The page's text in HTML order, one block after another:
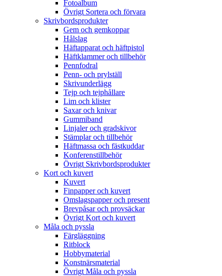
Fotoalbum
Övrigt Sortera och förvara
Skrivbordsprodukter
Gem och gemkoppar
Hålslag
Häftapparat och häftpistol
Häftklammer och tillbehör
Pennfodral
Penn- och prylställ
Skrivunderlägg
Tejp och tejphållare
Lim och klister
Saxar och knivar
Gummiband
Linjaler och gradskivor
Stämplar och tillbehör
Häftmassa och fästkuddar
Konferenstillbehör
Övrigt Skrivbordsprodukter
Kort och kuvert
Kuvert
Finpapper och kuvert
Omslagspapper och present
Brevpåsar och provsäckar
Övrigt Kort och kuvert
Måla och pyssla
Färgläggning
Ritblock
Hobbymaterial
Konstnärsmaterial
Övrigt Måla och pyssla